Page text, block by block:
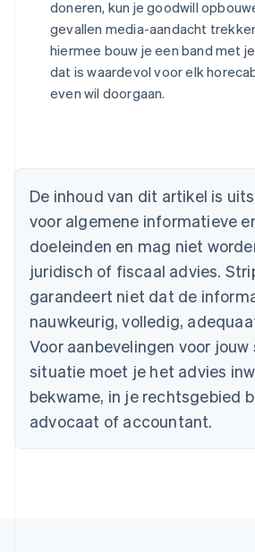
doneren, kun je goodwill
gevallen media-aandacht
hiermee bouw je een band met
dat is waardevol voor elk
even wil doorgaan.
De inhoud van dit artikel is
voor algemene informatieve
doeleinden en mag niet
juridisch of fiscaal advies.
garandeert niet dat de
nauwkeurig, volledig,
Voor aanbevelingen voor
situatie moet je het advies
bekwame, in je rechtsgebied
advocaat of accountant.
België
Brazilië
PortuguêsEnglish
Bulgarije
English
Canada
English Français
Cyprus
English
Denemarken
Duitsland
DeutschEnglish
Estland
English
Finland